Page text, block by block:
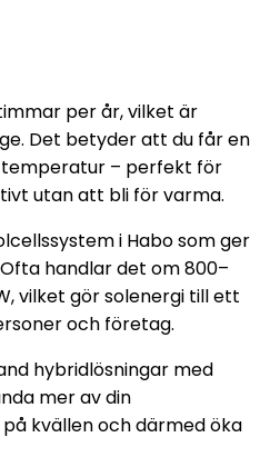
per år, vilket är
Det betyder att du får en
– perfekt för
utan att bli för varma.
i Habo som ger
handlar det om 800–
vilket gör solenergi till ett
och företag.
hybridlösningar med
mer av din
kvällen och därmed öka